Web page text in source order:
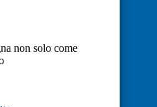
non solo come